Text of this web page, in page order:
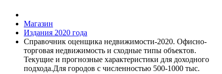
Магазин
Издания 2020 года
Справочник оценщика недвижимости-2020. Офисно-
торговая недвижимость и сходные типы объектов.
Текущие и прогнозные характеристики для доходного
подхода.Для городов с численностью 500-1000 тыс.